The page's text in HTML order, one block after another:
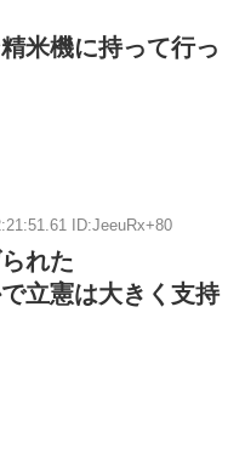
米機に持って行っ
ID:JeeuRx+80
れた
立憲は大きく支持